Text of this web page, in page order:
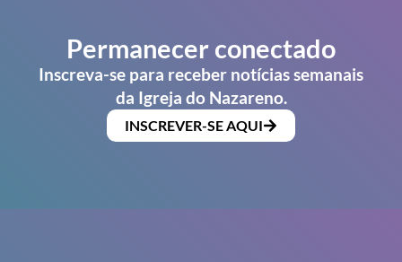
Permanecer conectado
Inscreva-se para receber notícias semanais
da Igreja do Nazareno.
INSCREVER-SE AQUI